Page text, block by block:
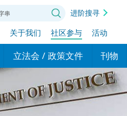
进阶搜寻
关于我们 社区参与 活动
立法会 / 政策文件
现行政策措施
政策文件
刊物
基本